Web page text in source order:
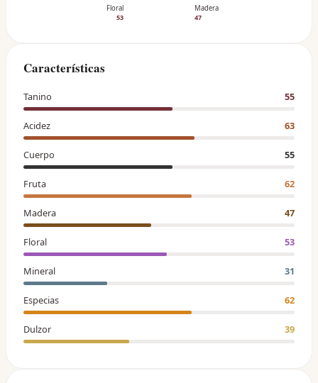
Madera
47
Floral
53
Características
Tanino 55
Acidez 63
Cuerpo 55
Fruta 62
Madera 47
Floral 53
Mineral 31
Especias 62
Dulzor 39